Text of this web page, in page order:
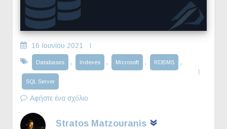
16 Ιουνίου 2021
Databases , Indexes , Microsoft , RDBMS ,
SQL Server
Αφήστε ένα σχόλιο
Stratos Matzouranis